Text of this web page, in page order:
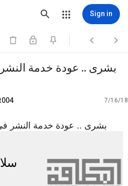
Sign in
  
بشرى .. عودة خدمة
7/16/18
بشرى .. عودة خدمة النشر